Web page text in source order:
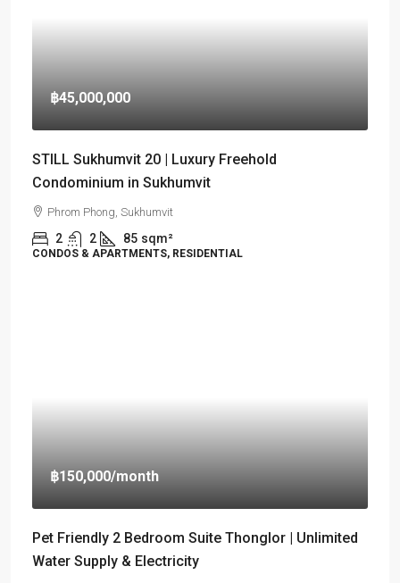
฿45,000,000
STILL Sukhumvit 20 | Luxury Freehold
Condominium in Sukhumvit
Phrom Phong, Sukhumvit
2 2 85 sqm²
CONDOS & APARTMENTS, RESIDENTIAL
฿150,000/month
Pet Friendly 2 Bedroom Suite Thonglor | Unlimited
Water Supply & Electricity